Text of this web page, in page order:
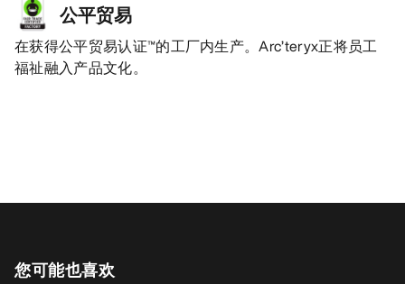
公平贸易
在获得公平贸易认证™的工厂内生产。Arc’teryx正将员工
福祉融入产品文化。
您可能也喜欢